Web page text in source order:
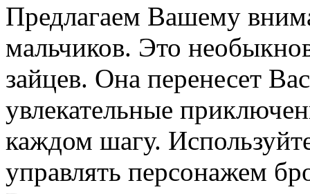
Предлагаем Вашему
мальчиков. Это
зайцев. Она перенесет
увлекательные
каждом шагу.
управлять персонажем